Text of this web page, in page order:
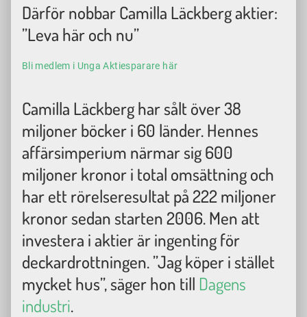
Därför nobbar Camilla Läckberg aktier:
”Leva här och nu”
Bli medlem i Unga Aktiesparare här
Camilla Läckberg har sålt över 38
miljoner böcker i 60 länder. Hennes
affärsimperium närmar sig 600
miljoner kronor i total omsättning och
har ett rörelseresultat på 222 miljoner
kronor sedan starten 2006. Men att
investera i aktier är ingenting för
deckardrottningen. ”Jag köper i stället
mycket hus”, säger hon till Dagens
industri.